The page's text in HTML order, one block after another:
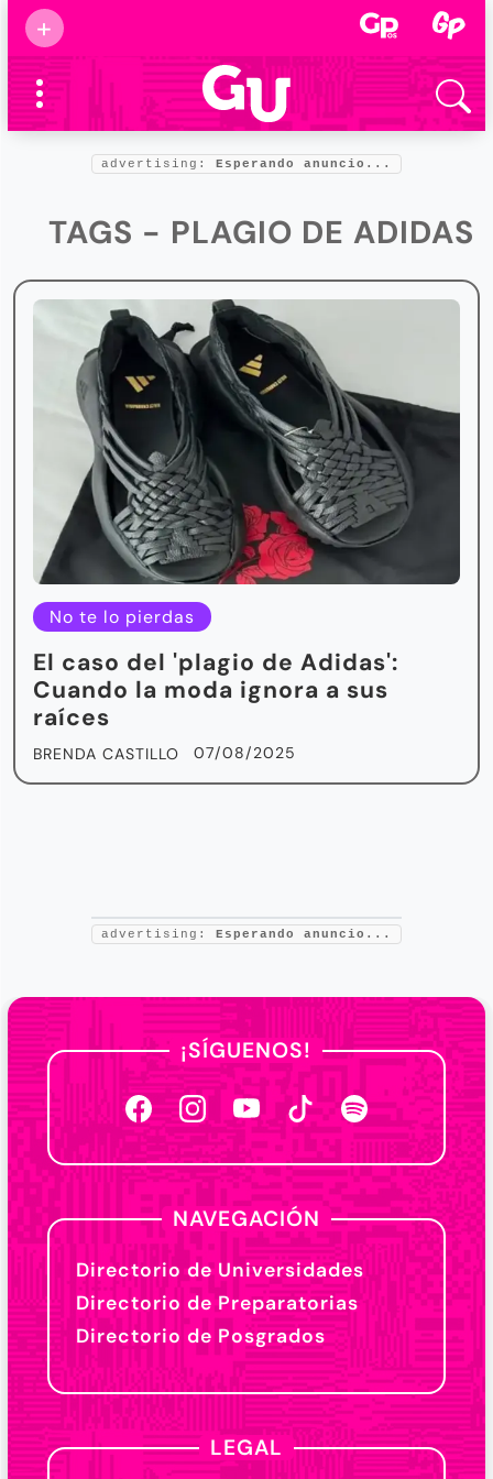
+
Supermamás
2025
Marcas de
confianza
Foro salud
advertising: Esperando anuncio...
TAGS - PLAGIO DE ADIDAS
No te lo pierdas
El caso del 'plagio de Adidas':
Cuando la moda ignora a sus
raíces
BRENDA CASTILLO 07/08/2025
advertising: Esperando anuncio...
¡SÍGUENOS!
NAVEGACIÓN
Directorio de Universidades
Directorio de Preparatorias
Directorio de Posgrados
LEGAL